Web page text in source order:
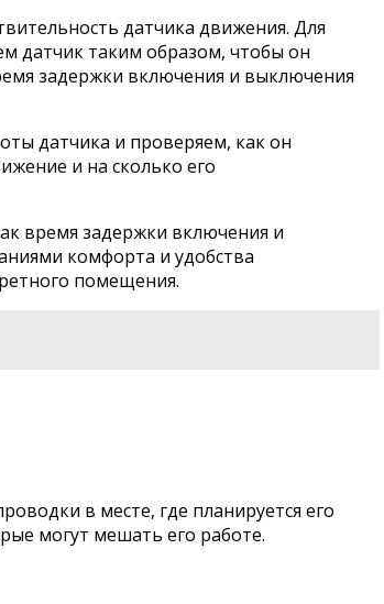
датчика движения. Для
датчик таким образом, чтобы он
задержки включения и выключения
датчика и проверяем, как он
и на сколько его
время задержки включения и
комфорта и удобства
помещения.
в месте, где планируется его
могут мешать его работе.